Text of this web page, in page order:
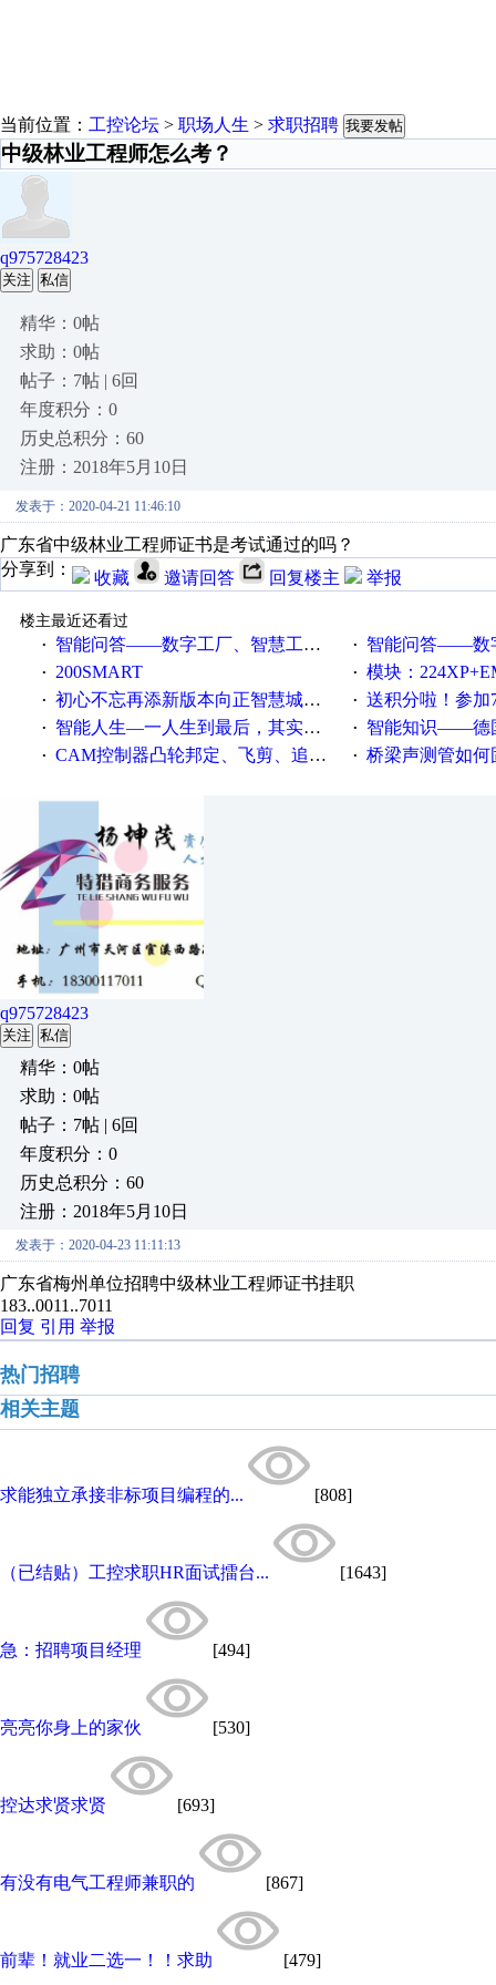
当前位置： 工控论坛 > 职场人生 > 求职招聘 我要发帖
中级林业工程师怎么考？
q975728423
关注 私信
精华：0帖
求助：0帖
帖子：7帖 | 6回
年度积分：0
历史总积分：60
注册：2018年5月10日
发表于：2020-04-21 11:46:10
广东省中级林业工程师证书是考试通过的吗？
分享到：
收藏 邀请回答 回复楼主 举报
楼主最近还看过
·
智能问答——数字工厂、智慧工厂和智能制造三者的区别是什么？ · 智能问答——数字化工厂与
· 200SMART · 模块：
· 初心不忘再添新版本向正智慧城市云展厅3.0版亮相 · 送积分啦！参加7月6日
· 智能人生—一人生到最后，其实拼的都是人品 · 智能知识——德国工业崛起
· CAM控制器凸轮邦定、飞剪、追剪等C功能块 · 桥梁声测管如何固
q975728423
关注 私信
精华：0帖
求助：0帖
帖子：7帖 | 6回
年度积分：0
历史总积分：60
注册：2018年5月10日
发表于：2020-04-23 11:11:13
广东省梅州单位招聘中级林业工程师证书挂职
183..0011..7011
回复 引用 举报
热门招聘
相关主题
求能独立承接非标项目编程的... [808]
（已结贴）工控求职HR面试擂台... [1643]
急：招聘项目经理 [494]
亮亮你身上的家伙 [530]
控达求贤求贤 [693]
有没有电气工程师兼职的 [867]
前辈！就业二选一！！求助 [479]